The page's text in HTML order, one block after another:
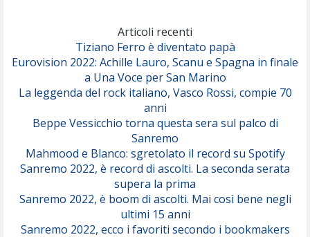
Serenamente
Articoli recenti
Tiziano Ferro è diventato papà
Eurovision 2022: Achille Lauro, Scanu e Spagna in finale
a Una Voce per San Marino
La leggenda del rock italiano, Vasco Rossi, compie 70
anni
Beppe Vessicchio torna questa sera sul palco di
Sanremo
Mahmood e Blanco: sgretolato il record su Spotify
Sanremo 2022, è record di ascolti. La seconda serata
supera la prima
Sanremo 2022, è boom di ascolti. Mai così bene negli
ultimi 15 anni
Sanremo 2022, ecco i favoriti secondo i bookmakers